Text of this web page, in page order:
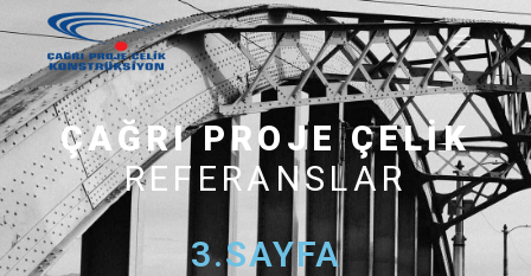
ÇAĞRI PROJE ÇELIK
REFERANSLAR
3.SAYFA